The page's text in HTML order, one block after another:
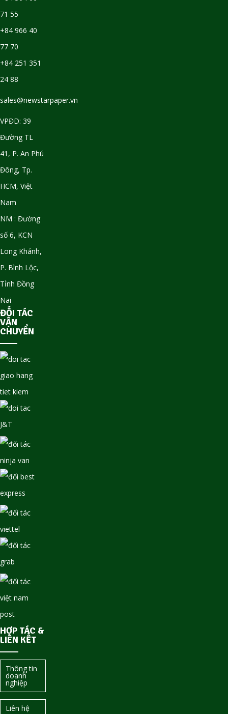
71 55
+84 966 40
77 70
+84 251 351
24 88
sales@newstarpaper.vn
VPĐD: 39
Đường TL
41, P. An Phú
Đông, Tp.
HCM, Việt
Nam
NM : Đường
số 6, KCN
Long Khánh,
P. Bình Lộc,
Tỉnh Đồng
Nai
ĐỐI TÁC
VẬN
CHUYỂN
HỢP TÁC &
LIÊN KẾT
Thông tin
doanh
nghiệp
Liên hệ